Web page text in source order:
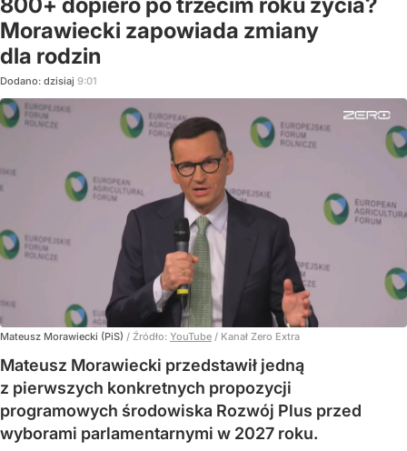
Morawiecki zapowiada zmiany
dla rodzin
Dodano: dzisiaj 9:01
Mateusz Morawiecki (PiS) / Źródło: YouTube / Kanał Zero Extra
Mateusz Morawiecki przedstawił jedną
z pierwszych konkretnych propozycji
programowych środowiska Rozwój Plus przed
wyborami parlamentarnymi w 2027 roku.